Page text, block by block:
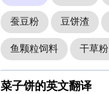
蚕豆粉 豆饼渣
鱼颗粒饲料 干草粉
菜子饼的英文翻译